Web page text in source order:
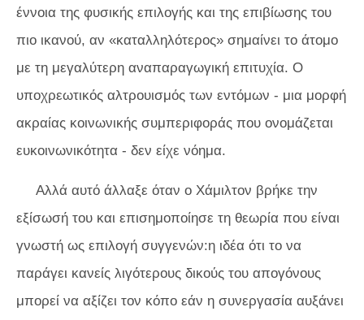
έννοια της φυσικής επιλογής και της επιβίωσης του
πιο ικανού, αν «καταλληλότερος» σημαίνει το άτομο
με τη μεγαλύτερη αναπαραγωγική επιτυχία. Ο
υποχρεωτικός αλτρουισμός των εντόμων - μια μορφή
ακραίας κοινωνικής συμπεριφοράς που ονομάζεται
ευκοινωνικότητα - δεν είχε νόημα.
Αλλά αυτό άλλαξε όταν ο Χάμιλτον βρήκε την
εξίσωσή του και επισημοποίησε τη θεωρία που είναι
γνωστή ως επιλογή συγγενών:η ιδέα ότι το να
παράγει κανείς λιγότερους δικούς του απογόνους
μπορεί να αξίζει τον κόπο εάν η συνεργασία αυξάνει